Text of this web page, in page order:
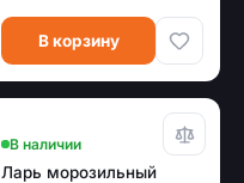
В корзину
В наличии
Ларь морозильный